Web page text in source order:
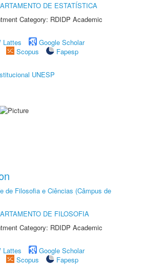
DE ESTATÍSTICA
Category: RDIDP Academic
Lattes
Google Scholar
Scopus
Fapesp
UNESP
de Filosofia e Ciências (Câmpus de
DE FILOSOFIA
Category: RDIDP Academic
Lattes
Google Scholar
Scopus
Fapesp